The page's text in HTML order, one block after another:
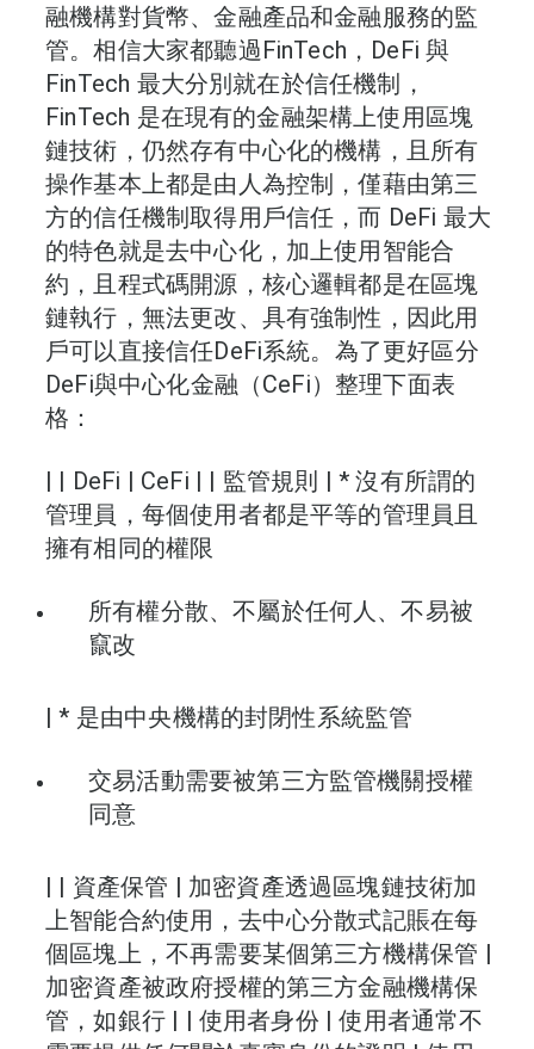
融機構對貨幣、金融產品和金融服務的監
管。相信大家都聽過FinTech，DeFi 與
FinTech 最大分別就在於信任機制，
FinTech 是在現有的金融架構上使用區塊
鏈技術，仍然存有中心化的機構，且所有
操作基本上都是由人為控制，僅藉由第三
方的信任機制取得用戶信任，而 DeFi 最大
的特色就是去中心化，加上使用智能合
約，且程式碼開源，核心邏輯都是在區塊
鏈執行，無法更改、具有強制性，因此用
戶可以直接信任DeFi系統。為了更好區分
DeFi與中心化金融（CeFi）整理下面表
格：
| | DeFi | CeFi | | 監管規則 | * 沒有所謂的
管理員，每個使用者都是平等的管理員且
擁有相同的權限
所有權分散、不屬於任何人、不易被
竄改
| * 是由中央機構的封閉性系統監管
交易活動需要被第三方監管機關授權
同意
| | 資產保管 | 加密資產透過區塊鏈技術加
上智能合約使用，去中心分散式記賬在每
個區塊上，不再需要某個第三方機構保管 |
加密資產被政府授權的第三方金融機構保
管，如銀行 | | 使用者身份 | 使用者通常不